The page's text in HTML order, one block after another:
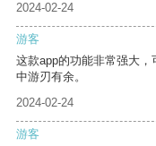
2024-02-24
游客
这款app的功能非常强大
中游刃有余。
2024-02-24
游客